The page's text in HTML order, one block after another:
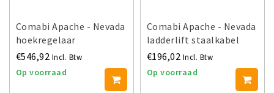
Comabi Apache - Nevada
hoekregelaar
materiaalbak
€546,92 Incl. Btw
Op voorraad
Comabi Apache - Nevada
ladderlift staalkabel
€196,02 Incl. Btw
Op voorraad